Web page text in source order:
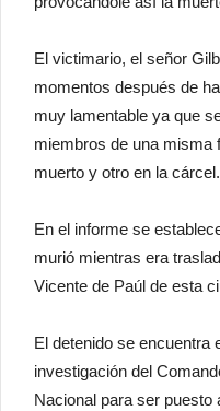
El victimario, el señor
momentos después de
muy lamentable ya que
miembros de una misma
muerto y otro en la cárcel.
En el informe se
murió mientras era
Vicente de Paúl de esta
El detenido se encuentra
investigación del
Nacional para ser puesto